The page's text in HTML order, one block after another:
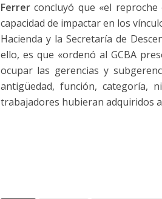
Ferrerconcluyó que «el reproche
capacidad de impactar en los
Hacienda y la Secretaría de
ello, es que «ordenó al GCBA
ocupar las gerencias y
antigüedad, función, categoría,
trabajadores hubieran adquiridos